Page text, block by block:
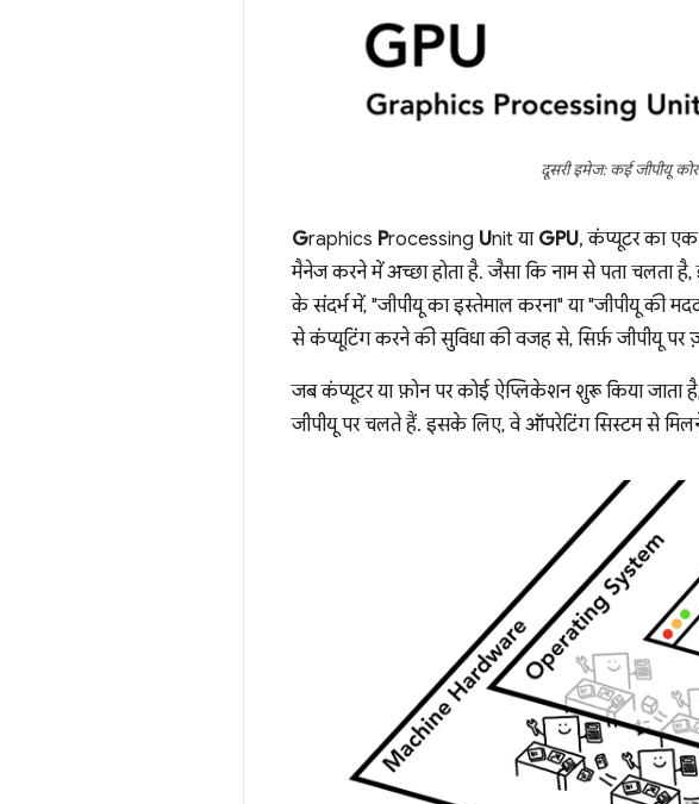
दूसरी इमेज: कई जीपीयू
Graphics Processing Unit या GPU, कंप्यूटर का
मैनेज करने में अच्छा होता है. जैसा कि नाम से पता चलता
के संदर्भ में, "जीपीयू का इस्तेमाल करना" या "जीपीयू की
से कंप्यूटिंग करने की सुविधा की वजह से, सिर्फ़ जीपीयू पर
जब कंप्यूटर या फ़ोन पर कोई ऐप्लिकेशन शुरू किया जाता
जीपीयू पर चलते हैं. इसके लिए, वे ऑपरेटिंग सिस्टम से